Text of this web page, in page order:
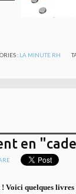
: LA MINUTE RH
en
Voici quelques